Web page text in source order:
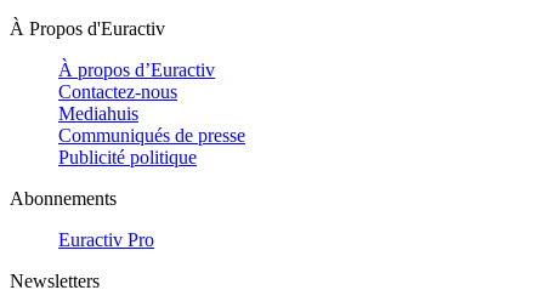
À Propos d'Euractiv
À propos d’Euractiv
Contactez-nous
Mediahuis
Communiqués de presse
Publicité politique
Abonnements
Euractiv Pro
Newsletters